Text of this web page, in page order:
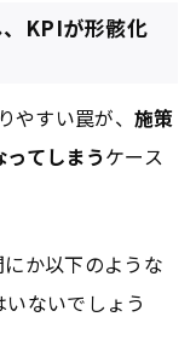
KPIが形骸化
やすい罠が、施策
てしまうケース
か以下のような
いないでしょう